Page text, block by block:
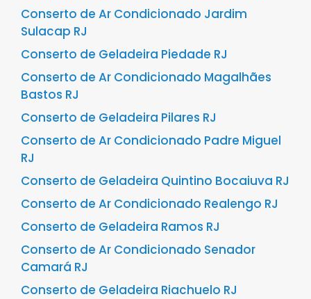
Conserto de Ar Condicionado Jardim
Sulacap RJ
Conserto de Geladeira Piedade RJ
Conserto de Ar Condicionado Magalhães
Bastos RJ
Conserto de Geladeira Pilares RJ
Conserto de Ar Condicionado Padre Miguel
RJ
Conserto de Geladeira Quintino Bocaiuva RJ
Conserto de Ar Condicionado Realengo RJ
Conserto de Geladeira Ramos RJ
Conserto de Ar Condicionado Senador
Camará RJ
Conserto de Geladeira Riachuelo RJ